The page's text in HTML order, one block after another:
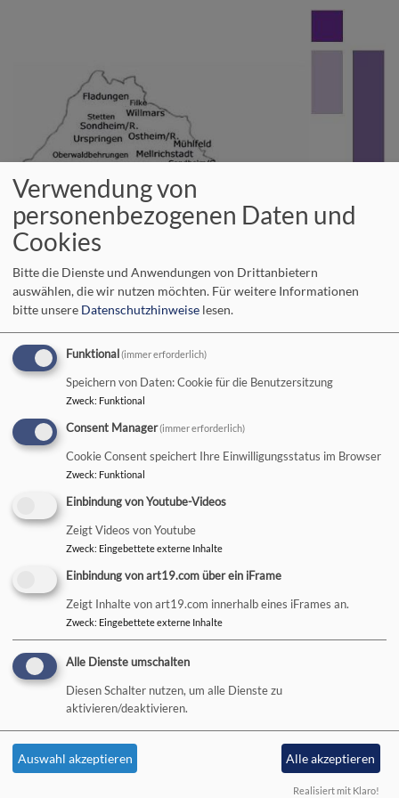
Wir im Evangelisch-Lutherischen
Dekanatsbezirk Bad Neustadt an der
Hauptnavigation
Startseite Aggregator Sources
Sources
Hauptnavigation
Aktuelles
Wer macht was?
Kirchengemeinden, Pfarreien
Kirchliche Einrichtungen
Datenschutzerklärung
Barrierefreiheitserklärung
Verwendung von
personenbezogenen Daten und
Cookies
Bitte die Dienste und Anwendungen von Drittanbietern
auswählen, die wir nutzen möchten. Für weitere Informationen
bitte unsere Datenschutzhinweise lesen.
Funktional (immer erforderlich)
Speichern von Daten: Cookie für die Benutzersitzung
Zweck: Funktional
Consent Manager(immer erforderlich)
Cookie Consent speichert Ihre Einwilligungsstatus im Browser
Zweck: Funktional
Einbindung von Youtube-Videos
Zeigt Videos von Youtube
Zweck: Eingebettete externe Inhalte
Einbindung von art19.com über ein iFrame
Zeigt Inhalte von art19.com innerhalb eines iFrames an.
Zweck: Eingebettete externe Inhalte
Alle Dienste umschalten
Diesen Schalter nutzen, um alle Dienste zu
aktivieren/deaktivieren.
Auswahl akzeptieren Alle akzeptieren
Realisiert mit Klaro!